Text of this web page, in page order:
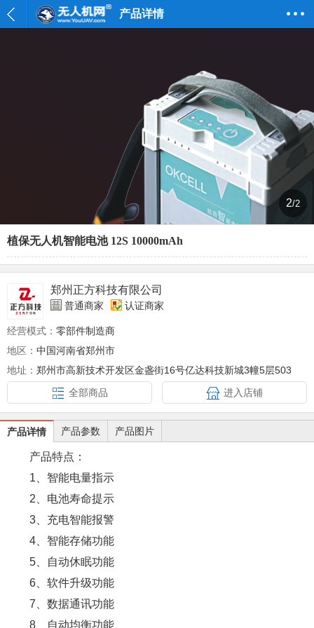
产品详情
2/2
植保无人机智能电池 12S 10000mAh
郑州正方科技有限公司
普通商家 认证商家
经营模式： 零部件制造商
地区： 中国河南省郑州市
地址： 郑州市高新技术开发区金盏街16号亿达科技新城3幢5层503
全部商品
进入店铺
产品详情 产品参数 产品图片
产品特点：
1、智能电量指示
2、电池寿命提示
3、充电智能报警
4、智能存储功能
5、自动休眠功能
6、软件升级功能
7、数据通讯功能
8、自动均衡功能